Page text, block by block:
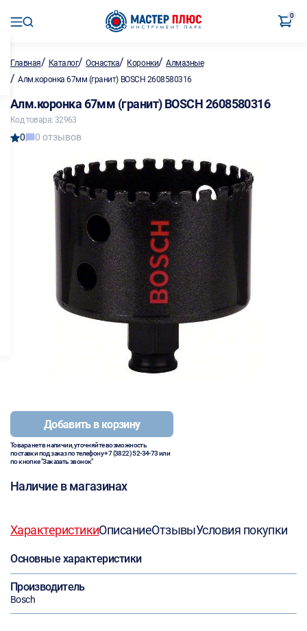
0
Главная/ Каталог/Оснастка/ Коронки/Алмазные
/ Алм.коронка 67мм (гранит) BOSCH 2608580316
Алм.коронка 67мм (гранит) BOSCH 2608580316
Код товара: 32963
0 0 отзывов
Добавить в корзину
Товара нет в наличии, уточняйте возможность
поставки под заказ по телефону+7 (3822) 52-34-73или
по кнопке "Заказать звонок"
Наличие в магазинах
ХарактеристикиОписаниеОтзывыУсловия покупки
Основные характеристики
Производитель
Bosch